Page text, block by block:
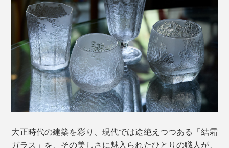
大正時代の建築を彩り、現代では途絶えつつある「結霜
ガラス」を、その美しさに魅入られたひとりの職人が、